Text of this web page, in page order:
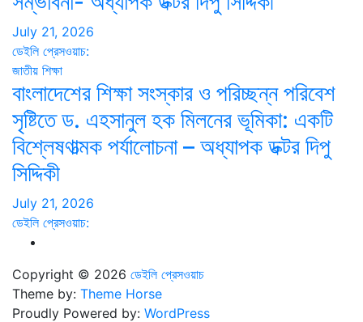
July 21, 2026
ডেইলি প্রেসওয়াচ:
জাতীয় শিক্ষা
বাংলাদেশের শিক্ষা সংস্কার ও পরিচ্ছন্ন পরিবেশ
সৃষ্টিতে ড. এহসানুল হক মিলনের ভূমিকা: একটি
বিশ্লেষণাত্মক পর্যালোচনা – অধ্যাপক ডক্টর দিপু
সিদ্দিকী
July 21, 2026
ডেইলি প্রেসওয়াচ:
Copyright © 2026 ডেইলি প্রেসওয়াচ
Theme by: Theme Horse
Proudly Powered by: WordPress